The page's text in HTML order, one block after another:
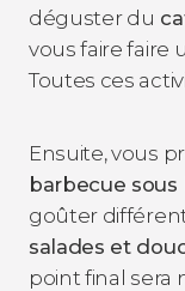
déguster du
vous faire faire
Toutes ces
Ensuite, vous
barbecue sous
goûter
salades et
point final sera